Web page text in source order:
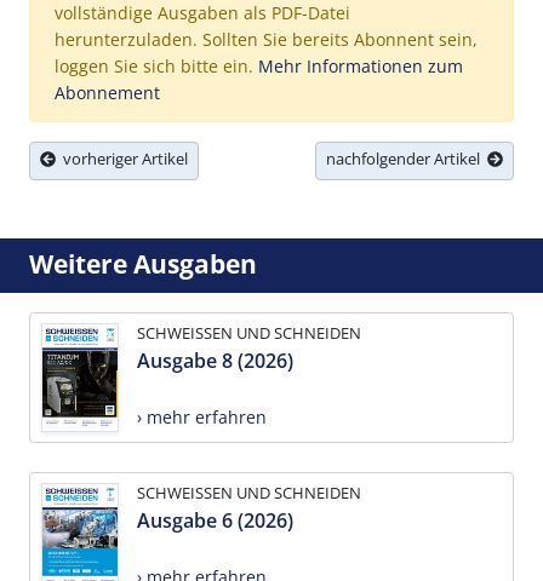
vollständige Ausgaben als PDF-Datei
herunterzuladen. Sollten Sie bereits Abonnent sein,
loggen Sie sich bitte ein. Mehr Informationen zum
Abonnement
vorheriger Artikel nachfolgender Artikel
Weitere Ausgaben
SCHWEISSEN UND SCHNEIDEN
Ausgabe 8 (2026)
› mehr erfahren
SCHWEISSEN UND SCHNEIDEN
Ausgabe 6 (2026)
› mehr erfahren